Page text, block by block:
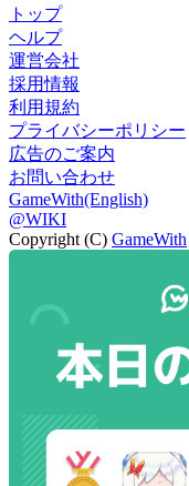
トップ
ヘルプ
運営会社
採用情報
利用規約
プライバシーポリシー
広告のご案内
お問い合わせ
GameWith(English)
@WIKI
Copyright (C) GameWith